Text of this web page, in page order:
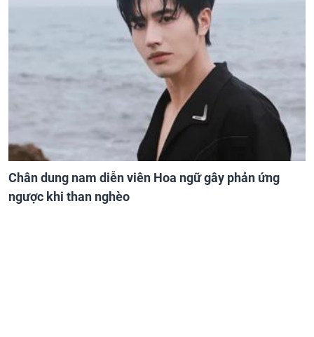
Chân dung nam diễn viên Hoa ngữ gây phản ứng
ngược khi than nghèo